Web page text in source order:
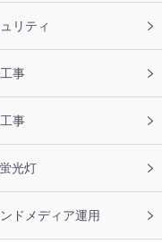
リティ
事
事
光灯
ドメディア運用